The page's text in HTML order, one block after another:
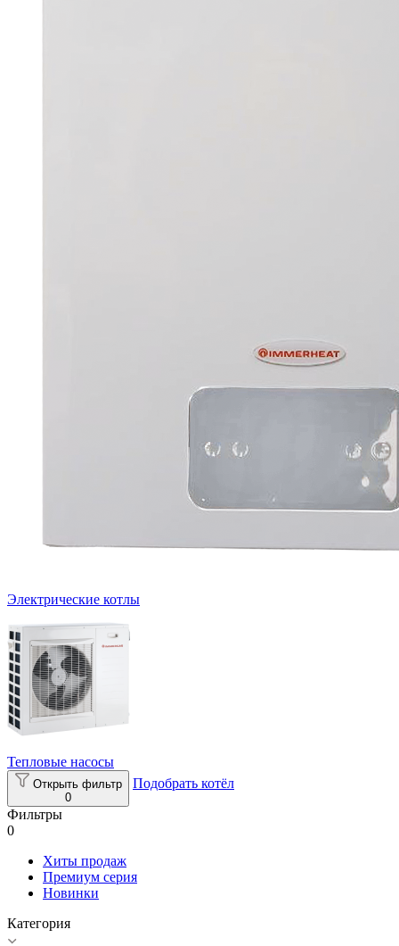
Электрические котлы
Тепловые насосы
Открыть фильтр
0
Подобрать котёл
Фильтры
0
Хиты продаж
Премиум серия
Новинки
Категория